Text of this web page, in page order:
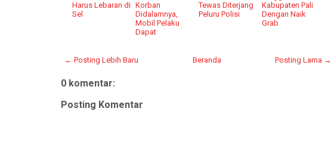
Harus Lebaran di
Sel
Korban
Didalamnya,
Mobil Pelaku
Dapat
Tewas Diterjang
Peluru Polisi
Kabupaten Pali
Dengan Naik
Grab
← Posting Lebih Baru Posting Lama →
Beranda
0 komentar:
Posting Komentar